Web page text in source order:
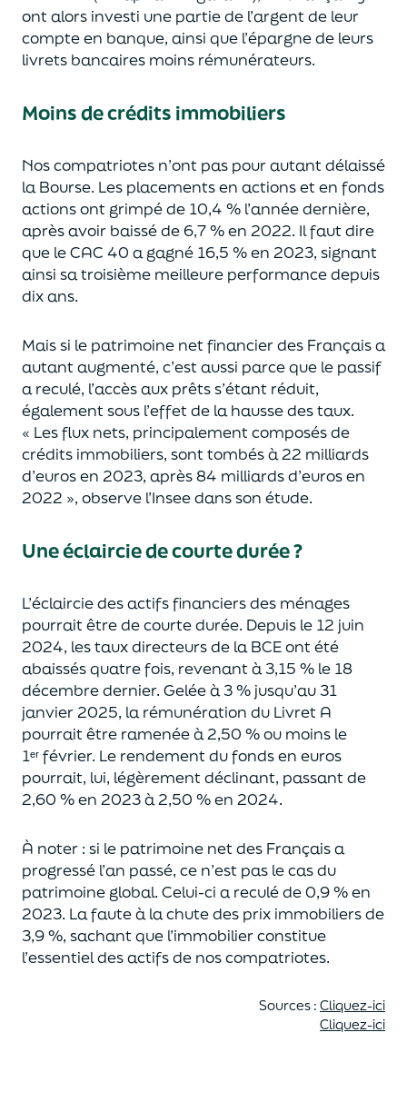
ontalors investi une partie de l’argent de leur
compte en banque, ainsi que l’épargne de leurs
livrets bancaires moins rémunérateurs.
Moins de crédits immobiliers
Nos compatriotes n’ont pas pour autant délaissé
la Bourse. Les placements en actions eten fonds
actions ont grimpé de 10,4 % l’année dernière,
après avoir baissé de6,7 % en 2022. Il faut dire
que le CAC 40 a gagné 16,5 % en 2023, signant
ainsi sa troisième meilleure performance depuis
dix ans.
Mais si le patrimoine net financier des Français a
autant augmenté, c’est aussi parce que le passif
a reculé, l’accès aux prêts s’étant réduit,
également sous l’effet de la hausse des taux.
« Les flux nets, principalement composés de
crédits immobiliers, sont tombés à 22 milliards
d’euros en 2023, après 84 milliards d’euros en
2022 », observe l’Insee dans son étude.
Une éclaircie de courte durée ?
L’éclaircie desactifs financiers des ménages
pourrait être de courte durée. Depuis le 12 juin
2024, les taux directeurs de la BCE ont été
abaissésquatre fois, revenant à3,15 % le 18
décembre dernier. Gelée à 3 % jusqu’au 31
janvier 2025, la rémunération du Livret A
pourrait être ramenée à 2,50 % ou moins le
1ᵉʳfévrier. Le rendement du fonds en euros
pourrait, lui, légèrement déclinant, passant de
2,60 % en 2023 à 2,50 % en 2024.
À noter : si le patrimoine net des Français a
progressé l’an passé, ce n’est pas lecas du
patrimoine global. Celui-ci areculéde 0,9 % en
2023. La faute à la chute des prix immobiliersde
3,9 %, sachant que l’immobilier constitue
l’essentiel des actifsde nos compatriotes.
Sources : Cliquez-ici
Cliquez-ici